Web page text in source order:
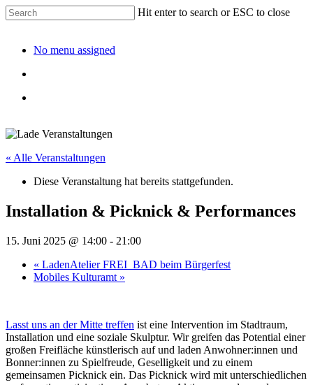
Hit enter to search or ESC to close
No menu assigned
« Alle Veranstaltungen
Diese Veranstaltung hat bereits stattgefunden.
Installation & Picknick & Performances
15. Juni 2025 @ 14:00 - 21:00
« LadenAtelier FREI_BAD beim Bürgerfest
Mobiles Kulturamt »
Lasst uns an der Mitte treffen ist eine Intervention im Stadtraum,
Installation und eine soziale Skulptur. Wir greifen das Potential einer
großen Freifläche künstlerisch auf und laden Anwohner:innen und
Bonner:innen zu Spielfreude, Geselligkeit und zu einem
gemeinsamen Picknick ein. Das Picknick wird mit unterschiedlichen